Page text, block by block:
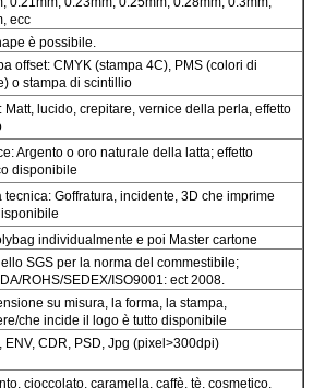
ecc
è possibile.
offset: CMYK (stampa 4C), PMS (colori di
o stampa di scintillio
Matt, lucido, crepitare, vernice della perla, effetto
Argento o oro naturale della latta; effetto
disponibile
tecnica: Goffratura, incidente, 3D che imprime
individualmente e poi Master cartone
SGS per la norma del commestibile;
ROHS/SEDEX/ISO9001: ect 2008.
su misura, la forma, la stampa,
che incide il logo è tutto disponibile
ENV, CDR, PSD, Jpg (pixel>300dpi)
cioccolato, caramella, caffè, tè, cosmetico,